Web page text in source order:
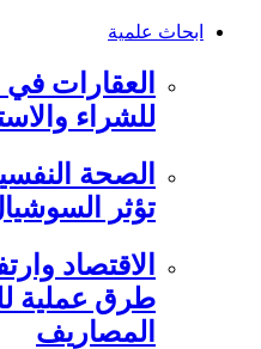
ابحاث علمية
للشراء
تؤثر
طرق عملية
المصاريف